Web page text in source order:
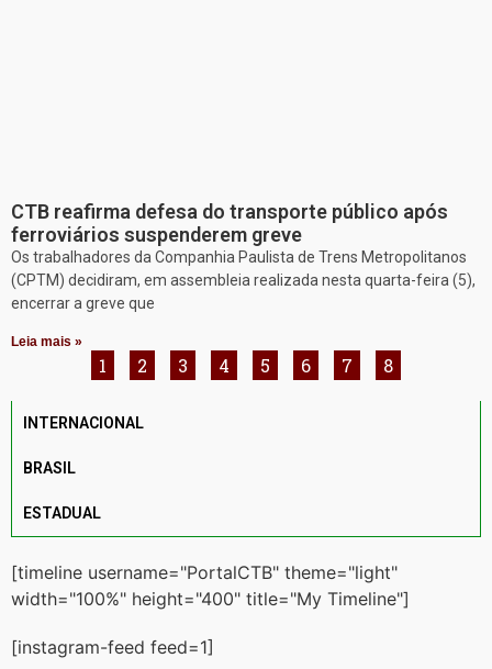
CTB reafirma defesa do transporte público após
ferroviários suspenderem greve
Os trabalhadores da Companhia Paulista de Trens Metropolitanos
(CPTM) decidiram, em assembleia realizada nesta quarta-feira (5),
encerrar a greve que
Leia mais »
1 2 3 4 5 6 7 8
INTERNACIONAL
BRASIL
ESTADUAL
[timeline username="PortalCTB" theme="light"
width="100%" height="400" title="My Timeline"]
[instagram-feed feed=1]